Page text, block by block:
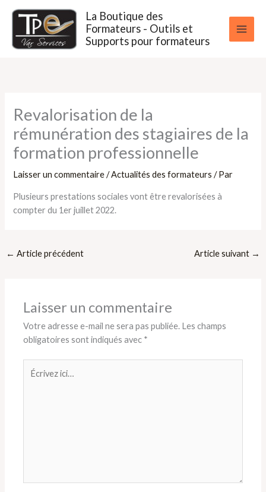
contenu
La Boutique des
Formateurs - Outils et
Supports pour formateurs
Revalorisation de la
rémunération des stagiaires de la
formation professionnelle
Laisser un commentaire /Actualités des formateurs / Par
Plusieurs prestations sociales vont être revalorisées à
compter du 1er juillet 2022.
← Article précédent Article suivant →
Laisser un commentaire
Votre adresse e-mail ne sera pas publiée. Les champs
obligatoires sont indiqués avec *
ici…